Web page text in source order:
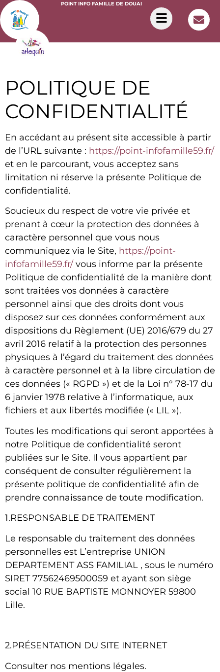
POINT INFO FAMILLE DE DOUAI
POLITIQUE DE
CONFIDENTIALITÉ
En accédant au présent site accessible à partir
de l’URL suivante : https://point-infofamille59.fr/
et en le parcourant, vous acceptez sans
limitation ni réserve la présente Politique de
confidentialité.
Soucieux du respect de votre vie privée et
prenant à cœur la protection des données à
caractère personnel que vous nous
communiquez via le Site, https://point-
infofamille59.fr/ vous informe par la présente
Politique de confidentialité de la manière dont
sont traitées vos données à caractère
personnel ainsi que des droits dont vous
disposez sur ces données conformément aux
dispositions du Règlement (UE) 2016/679 du 27
avril 2016 relatif à la protection des personnes
physiques à l’égard du traitement des données
à caractère personnel et à la libre circulation de
ces données (« RGPD ») et de la Loi n° 78-17 du
6 janvier 1978 relative à l’informatique, aux
fichiers et aux libertés modifiée (« LIL »).
Toutes les modifications qui seront apportées à
notre Politique de confidentialité seront
publiées sur le Site. Il vous appartient par
conséquent de consulter régulièrement la
présente politique de confidentialité afin de
prendre connaissance de toute modification.
1.RESPONSABLE DE TRAITEMENT
Le responsable du traitement des données
personnelles est L’entreprise UNION
DEPARTEMENT ASS FAMILIAL , sous le numéro
SIRET 77562469500059 et ayant son siège
social 10 RUE BAPTISTE MONNOYER 59800
Lille.
2.PRÉSENTATION DU SITE INTERNET
Consulter nos mentions légales.